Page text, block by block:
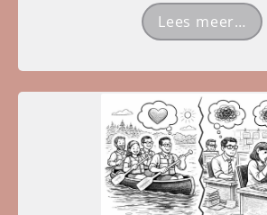
Lees meer…